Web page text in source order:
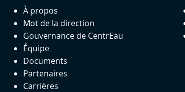
À propos
Mot de la direction
Gouvernance de CentrEau
Équipe
Documents
Partenaires
Carrières